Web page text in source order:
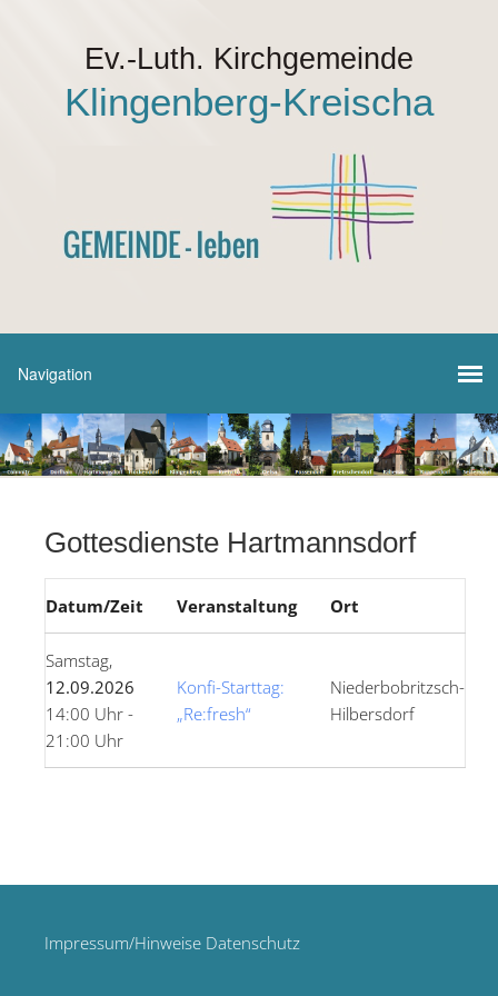
Ev.-Luth. Kirchgemeinde
Klingenberg-Kreischa
Gottesdienste Hartmannsdorf
Datum/Zeit Veranstaltung Ort
Samstag,
12.09.2026
14:00 Uhr -
21:00 Uhr
Konfi-Starttag:
„Re:fresh“
Niederbobritzsch-
Hilbersdorf
Impressum/Hinweise Datenschutz